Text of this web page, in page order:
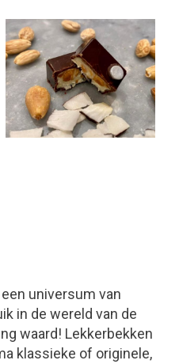
universum van
in de wereld van de
waard! Lekkerbekken
klassieke of originele,